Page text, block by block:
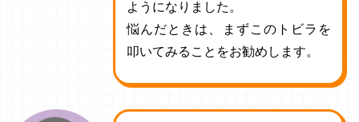
ようになりました。
悩んだときは、まずこのトビラを
叩いてみることをお勧めします。